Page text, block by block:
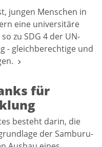
jungen Menschen in
eine universitäre
zu SDG 4 der UN-
- gleichberechtige und
für
besteht darin, die
der Samburu-